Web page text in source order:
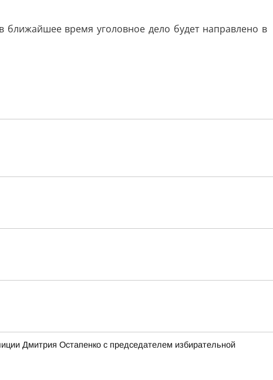
ближайшее время уголовное дело будет направлено в
Дмитрия Остапенко с председателем избирательной